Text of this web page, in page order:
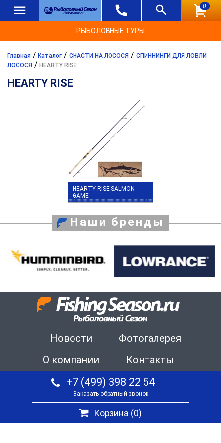
0
РЫБОЛОВНЫЕ ТУРЫ
Главная / Каталог / СНАСТИ НА ЛОСОСЯ / СПИННИНГИ ДЛЯ ЛОВЛИ
ЛОСОСЯ / HEARTY RISE
HEARTY RISE
HEARTY RISE SALMON
GAME
Наши бренды
Новости
Фотогалерея
О компании
Контакты
+7 (499) 398 22 54
Заказать обратный звонок
Корзина (0)